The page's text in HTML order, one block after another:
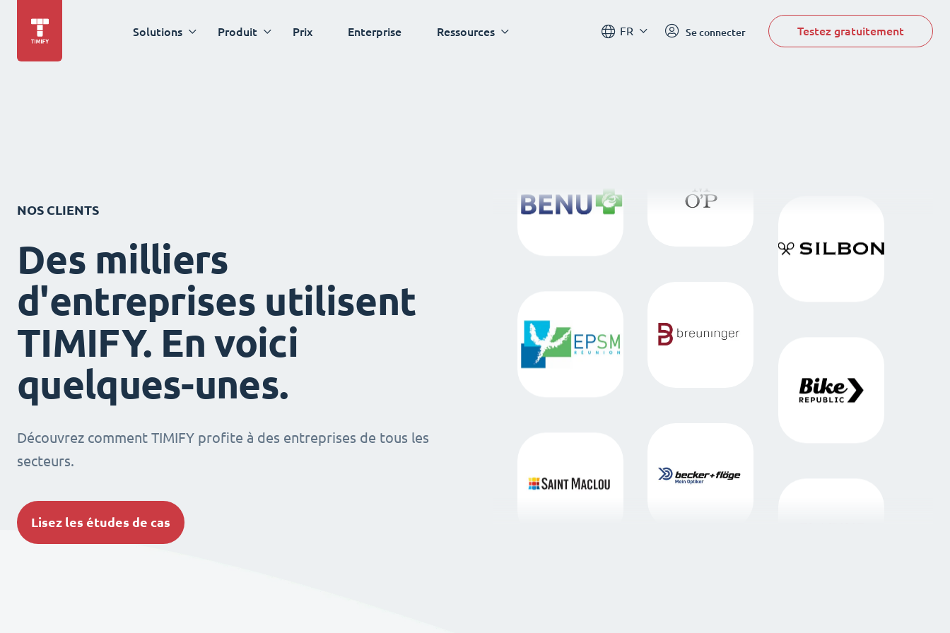
Solutions Produit Prix Enterprise Ressources FR Se connecter Testez gratuitement
NOS CLIENTS
Des milliers
d'entreprises utilisent
TIMIFY. En voici
quelques-unes.
Découvrez comment TIMIFY profite à des entreprises de tous les
secteurs.
Lisez les études de cas